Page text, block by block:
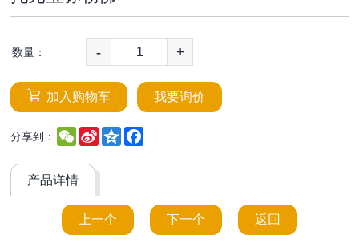
数量： - +
加入购物车 我要询价
分享到： WeChat
Sina
Weibo
Qzone
产品详情
上一个 下一个 返回